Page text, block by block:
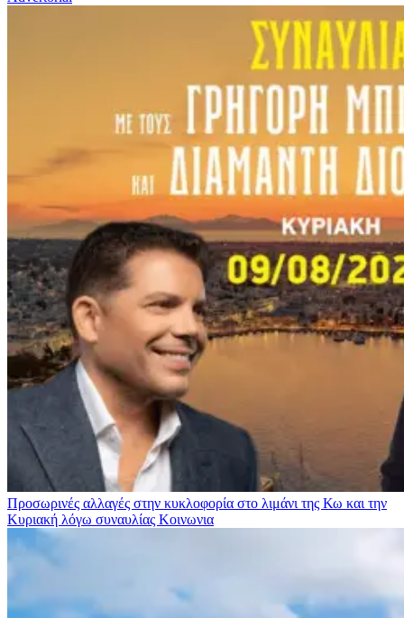
Προσωρινές αλλαγές στην κυκλοφορία στο λιμάνι της Κω και την
Κυριακή λόγω συναυλίας Κοινωνια